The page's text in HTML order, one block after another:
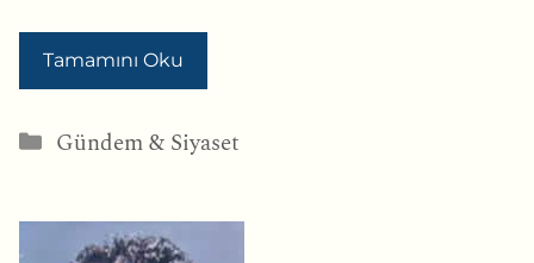
Tamamını Oku
Kategoriler
Gündem & Siyaset